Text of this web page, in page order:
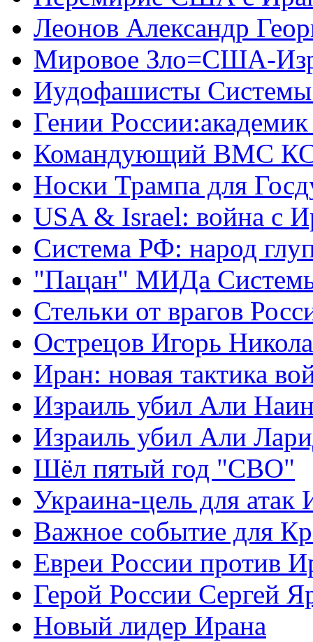
Леонов Александр
Мировое Зло=США-
Иудофашисты
Гении
Командующий ВМС
Носки Трампа для
USA & Israel: война с
Система РФ: народ
"Пацан" МИДа
Стельки от врагов
Острецов Игорь
Иран: новая тактика
Израиль убил Али
Израиль убил Али
Шёл пятый год "СВО"
Украина-цель для атак
Важное событие для
Евреи России против
Герой России Сергей
Новый лидер Ирана